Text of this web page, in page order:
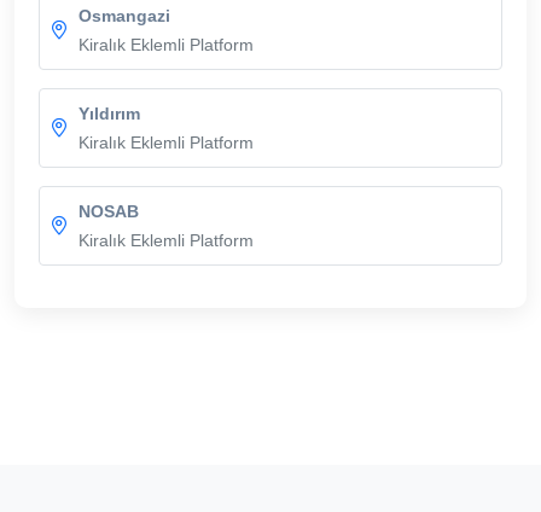
Osmangazi
Kiralık Eklemli Platform
Yıldırım
Kiralık Eklemli Platform
NOSAB
Kiralık Eklemli Platform